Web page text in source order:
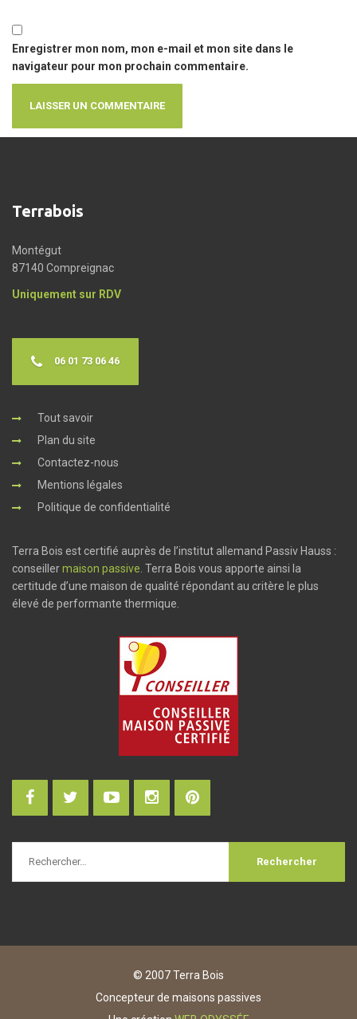
Enregistrer mon nom, mon e-mail et mon site dans le
navigateur pour mon prochain commentaire.
Terrabois
Montégut
87140 Compreignac
Uniquement sur RDV
06 01 73 06 46
Tout savoir
Plan du site
Contactez-nous
Mentions légales
Politique de confidentialité
Terra Bois est certifié auprès de l’institut allemand Passiv Hauss :
conseillermaison passive . Terra Bois vous apporte ainsi la
certitude d’une maison de qualité répondant au critère le plus
élevé de performante thermique.
© 2007 Terra Bois
Concepteur de maisons passives